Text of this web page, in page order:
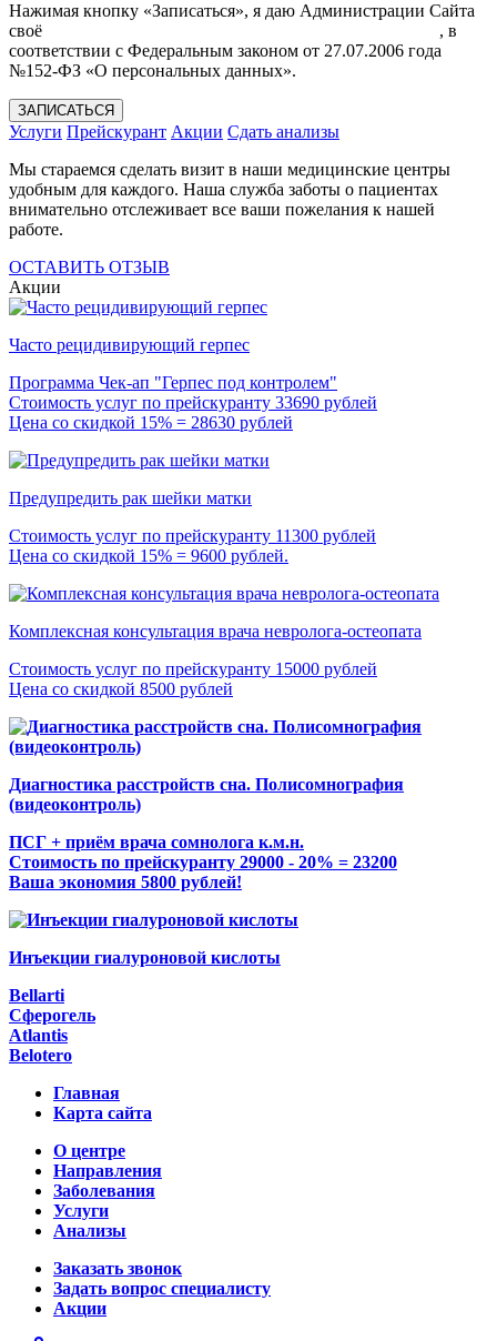
Нажимая кнопку «Записаться», я даю Администрации Сайта
своё
, в
соответствии с Федеральным законом от 27.07.2006 года
№152-ФЗ «О персональных данных».
ЗАПИСАТЬСЯ
Услуги Прейскурант Акции Сдать анализы
Мы стараемся сделать визит в наши медицинские центры
удобным для каждого. Наша служба заботы о пациентах
внимательно отслеживает все ваши пожелания к нашей
работе.
ОСТАВИТЬ ОТЗЫВ
Акции
Часто рецидивирующий герпес
Программа Чек-ап "Герпес под контролем"
Стоимость услуг по прейскуранту 33690 рублей
Цена со скидкой 15% = 28630 рублей
Предупредить рак шейки матки
Стоимость услуг по прейскуранту 11300 рублей
Цена со скидкой 15% = 9600 рублей.
Комплексная консультация врача невролога-остеопата
Стоимость услуг по прейскуранту 15000 рублей
Цена со скидкой 8500 рублей
Диагностика расстройств сна. Полисомнография
(видеоконтроль)
ПСГ + приём врача сомнолога к.м.н.
Стоимость по прейскуранту 29000 - 20% = 23200
Ваша экономия 5800 рублей!
Инъекции гиалуроновой кислоты
Bellarti
Сферогель
Atlantis
Belotero
Главная
Карта сайта
О центре
Направления
Заболевания
Услуги
Анализы
Заказать звонок
Задать вопрос специалисту
Акции